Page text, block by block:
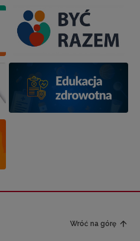
Wróć na górę